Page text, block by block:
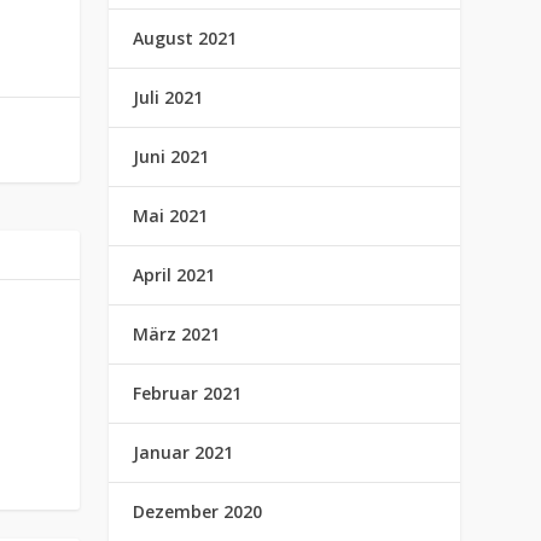
August 2021
Juli 2021
Juni 2021
Mai 2021
April 2021
März 2021
Februar 2021
Januar 2021
Dezember 2020